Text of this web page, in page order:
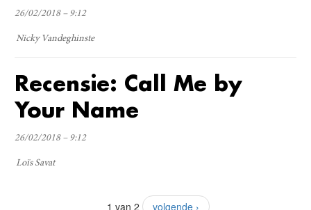
26/02/2018 – 9:12
Nicky Vandeghinste
Recensie: Call Me by
Your Name
26/02/2018 – 9:12
Loïs Savat
1 van 2 volgende ›